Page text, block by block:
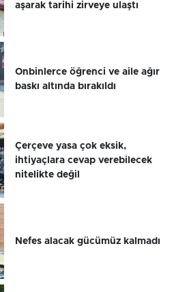
aşarak tarihi zirveye ulaştı
Onbinlerce öğrenci ve aile ağır
baskı altında bırakıldı
Çerçeve yasa çok eksik,
ihtiyaçlara cevap verebilecek
nitelikte değil
Nefes alacak gücümüz kalmadı